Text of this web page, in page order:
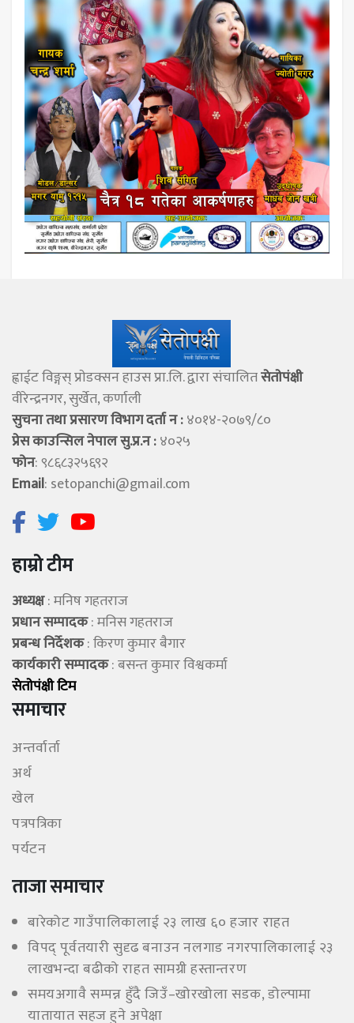
ह्वाईट विङ्गस् प्राेडक्सन हाउस प्रा.लि. द्वारा संचालितसेताेपंक्षी
वीरेन्द्रनगर, सुर्खेत, कर्णाली
सुचना तथा प्रसारण विभाग दर्ता न :४०१४-२०७९/८०
प्रेस काउन्सिल नेपाल सु.प्र.न :४०२५
फोन: ९८६८३२५६९२
Email: setopanchi@gmail.com
हाम्रो टीम
अध्यक्ष: मनिष गहतराज
प्रधान सम्पादक: मनिस गहतराज
प्रबन्ध निर्देशक: किरण कुमार बैगार
कार्यकारी सम्पादक: बसन्त कुमार विश्वकर्मा
सेताेपंक्षी टिम
समाचार
अन्तर्वार्ता
अर्थ
खेल
पत्रपत्रिका
पर्यटन
ताजा समाचार
बारेकोट गाउँपालिकालाई २३ लाख ६० हजार राहत
विपद् पूर्वतयारी सुदृढ बनाउन नलगाड नगरपालिकालाई २३
लाखभन्दा बढीको राहत सामग्री हस्तान्तरण
समयअगावै सम्पन्न हुँदै जिउँ–खोरखोला सडक, डोल्पामा
यातायात सहज हुने अपेक्षा